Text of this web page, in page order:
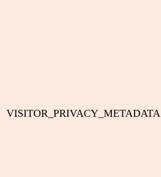
VISITOR_PRIVACY_METADATA